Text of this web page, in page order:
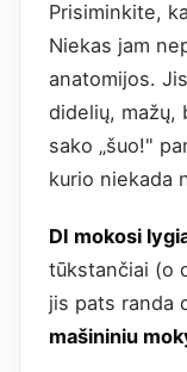
Prisiminkite,
Niekas jam
anatomijos.
didelių, mažų,
sako „šuo!"
kurio niekada
DI mokosi
tūkstančiai (o
jis pats randa
mašininiu